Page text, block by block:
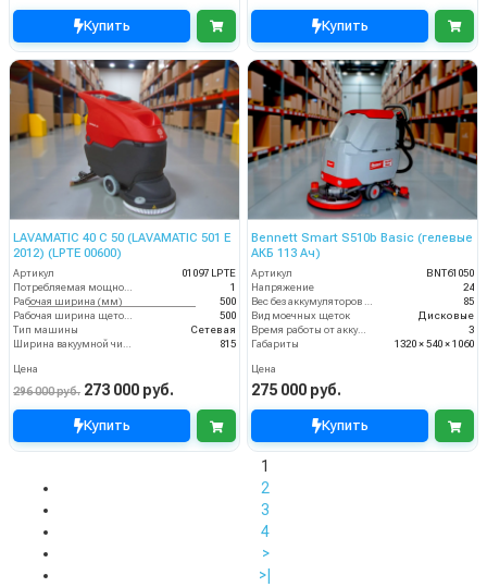
Купить Купить
LAVAMATIC 40 C 50 (LAVAMATIC 501 E
2012) (LPTE 00600)
Артикул
01097 LPTE
Потребляемая мощность (кВт)
1
Рабочая ширина (мм)
500
Рабочая ширина щеток (мм)
500
Тип машины
Сетевая
Ширина вакуумной чистки (мм)
815
Цена
296 000 руб. 273 000 руб.
Купить
Bennett Smart S510b Basic (гелевые
АКБ 113 Ач)
Артикул
BNT61050
Напряжение
24
Вес без аккумуляторов (кг)
85
Вид моечных щеток
Дисковые
Время работы от аккумуляторов (ч)
3
Габариты
1320 × 540 × 1060
Цена
275 000 руб.
Купить
1
2
3
4
>
>|